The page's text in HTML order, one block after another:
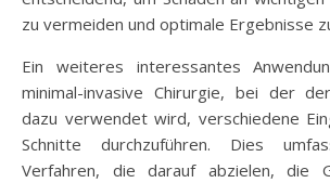
zu vermeiden und optimale Ergebnisse
Ein weiteres interessantes
minimal-invasive Chirurgie, bei der
dazu verwendet wird, verschiedene
Schnitte durchzuführen. Dies
Verfahren, die darauf abzielen, die